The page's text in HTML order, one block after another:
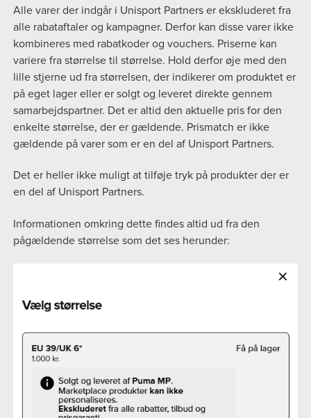
Alle varer der indgår i Unisport Partners er ekskluderet fra
alle rabataftaler og kampagner. Derfor kan disse varer ikke
kombineres med rabatkoder og vouchers. Priserne kan
variere fra størrelse til størrelse. Hold derfor øje med den
lille stjerne ud fra størrelsen, der indikerer om produktet er
på eget lager eller er solgt og leveret direkte gennem
samarbejdspartner. Det er altid den aktuelle pris for den
enkelte størrelse, der er gældende. Prismatch er ikke
gældende på varer som er en del af Unisport Partners.
Det er heller ikke muligt at tilføje tryk på produkter der er
en del af Unisport Partners.
Informationen omkring dette findes altid ud fra den
pågældende størrelse som det ses herunder: